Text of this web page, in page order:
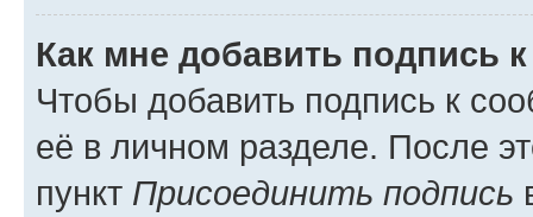
Как мне добавить подпись
Чтобы добавить подпись к
её в личном разделе. После
пункт Присоединить подпись